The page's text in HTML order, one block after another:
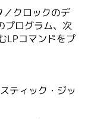
クロックのデ
プログラム、次
LPコマンドをプ
ティック・ジッ